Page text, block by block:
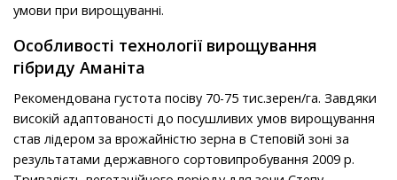
умови при вирощуванні.
Особливості технології вирощування
гібриду Аманіта
Рекомендована густота посіву 70-75 тис.зерен/га. Завдяки
високій адаптованості до посушливих умов вирощування
став лідером за врожайністю зерна в Степовій зоні за
результатами державного сортовипробування 2009 р.